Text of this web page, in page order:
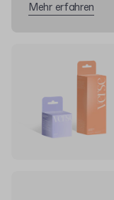
Mehr erfahren